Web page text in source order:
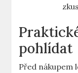
pohlídat
Před nákupem